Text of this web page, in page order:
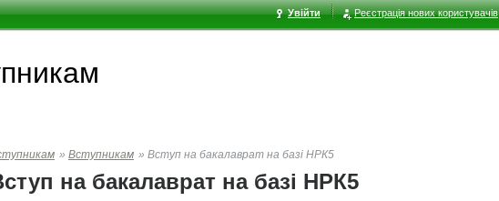
Увійти Реєстрація нових користувачів
» Вступникам » Вступ на бакалаврат на базі НРК5
на бакалаврат на базі НРК5